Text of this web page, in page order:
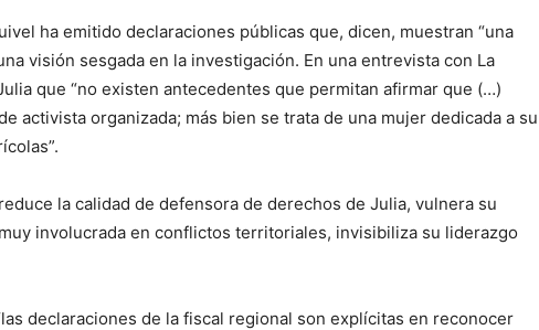
ha emitido declaraciones públicas que, dicen, muestran “una
visión sesgada en la investigación. En una entrevista con La
que “no existen antecedentes que permitan afirmar que (…)
activista organizada; más bien se trata de una mujer dedicada a su
la calidad de defensora de derechos de Julia, vulnera su
involucrada en conflictos territoriales, invisibiliza su liderazgo
declaraciones de la fiscal regional son explícitas en reconocer